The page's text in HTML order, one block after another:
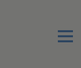
Menu